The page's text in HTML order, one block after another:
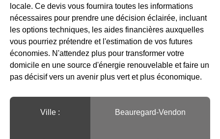
locale. Ce devis vous fournira toutes les informations
nécessaires pour prendre une décision éclairée, incluant
les options techniques, les aides financières auxquelles
vous pourriez prétendre et l'estimation de vos futures
économies. N'attendez plus pour transformer votre
domicile en une source d'énergie renouvelable et faire un
pas décisif vers un avenir plus vert et plus économique.
Ville :️ Beauregard-Vendon